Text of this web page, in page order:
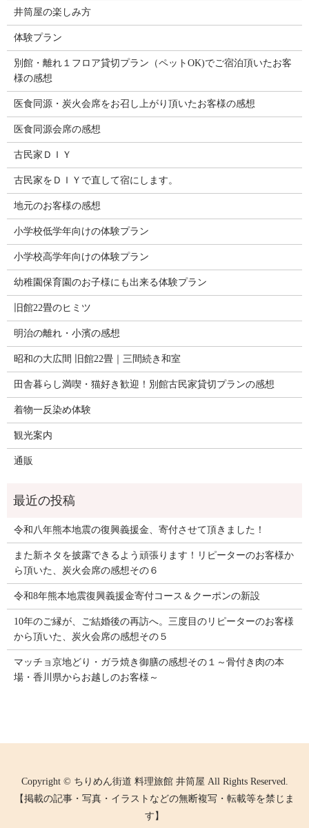
井筒屋の楽しみ方
体験プラン
別館・離れ１フロア貸切プラン（ペットOK)でご宿泊頂いたお客
様の感想
医食同源・炭火会席をお召し上がり頂いたお客様の感想
医食同源会席の感想
古民家ＤＩＹ
古民家をＤＩＹで直して宿にします。
地元のお客様の感想
小学校低学年向けの体験プラン
小学校高学年向けの体験プラン
幼稚園保育園のお子様にも出来る体験プラン
旧館22畳のヒミツ
明治の離れ・小濱の感想
昭和の大広間 旧館22畳｜三間続き和室
田舎暮らし満喫・猫好き歓迎！別館古民家貸切プランの感想
着物一反染め体験
観光案内
通販
令和八年熊本地震の復興義援金、寄付させて頂きました！
また新ネタを披露できるよう頑張ります！リピーターのお客様か
ら頂いた、炭火会席の感想その６
令和8年熊本地震復興義援金寄付コース＆クーポンの新設
10年のご縁が、ご結婚後の再訪へ。三度目のリピーターのお客様
から頂いた、炭火会席の感想その５
マッチョ京地どり・ガラ焼き御膳の感想その１～骨付き肉の本
場・香川県からお越しのお客様～
Copyright © ちりめん街道 料理旅館 井筒屋 All Rights Reserved.
【掲載の記事・写真・イラストなどの無断複写・転載等を禁じま
す】